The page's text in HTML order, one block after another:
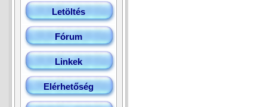
Letöltés
Fórum
Linkek
Elérhetőség